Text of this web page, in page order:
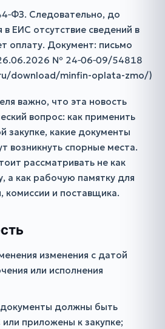
Следовательно, до
ЕИС отсутствие сведений в
оплату. Документ: письмо
№ 24‑06‑09/54818
download/minfin-oplata-zmo/)
важно, что эта новость
вопрос: как применить
закупке, какие документы
возникнуть спорные места.
рассматривать не как
а как рабочую памятку для
комиссии и поставщика.
изменения с датой
или исполнения
документы должны быть
приложены к закупке;